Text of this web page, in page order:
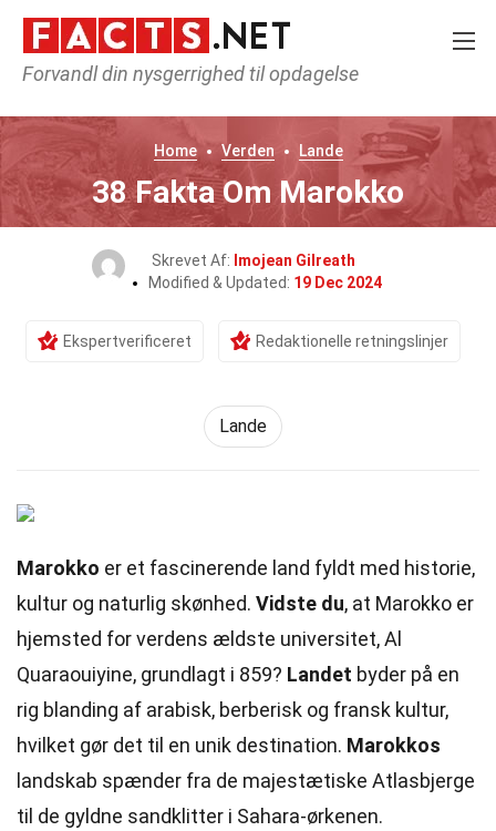
Forvandl din nysgerrighed til opdagelse
Home Verden Lande
38 Fakta Om Marokko
Skrevet Af: Imojean Gilreath
Modified & Updated: 19 Dec 2024
Ekspertverificeret Redaktionelle retningslinjer
Lande
Marokko er et fascinerende land fyldt med historie,
kultur og naturlig skønhed. Vidste du, at Marokko er
hjemsted for verdens ældste universitet, Al
Quaraouiyine, grundlagt i 859? Landet byder på en
rig blanding af arabisk, berberisk og fransk kultur,
hvilket gør det til en unik destination. Marokkos
landskab spænder fra de majestætiske Atlasbjerge
til de gyldne sandklitter i Sahara-ørkenen.